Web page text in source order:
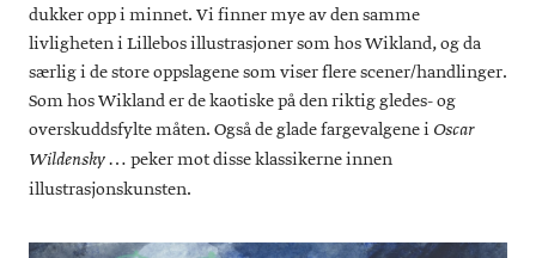
dukker opp i minnet. Vi finner mye av den samme
livligheten i Lillebos illustrasjoner som hos Wikland, og da
særlig i de store oppslagene som viser flere scener/handlinger.
Som hos Wikland er de kaotiske på den riktig gledes- og
overskuddsfylte måten. Også de glade fargevalgene i Oscar
Wildensky … peker mot disse klassikerne innen
illustrasjonskunsten.